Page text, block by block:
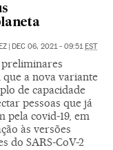
DEC 06, 2021 - 09:51 EST
que a nova variante
de capacidade
pessoas que já
pela covid-19, em
às versões
do SARS-CoV-2